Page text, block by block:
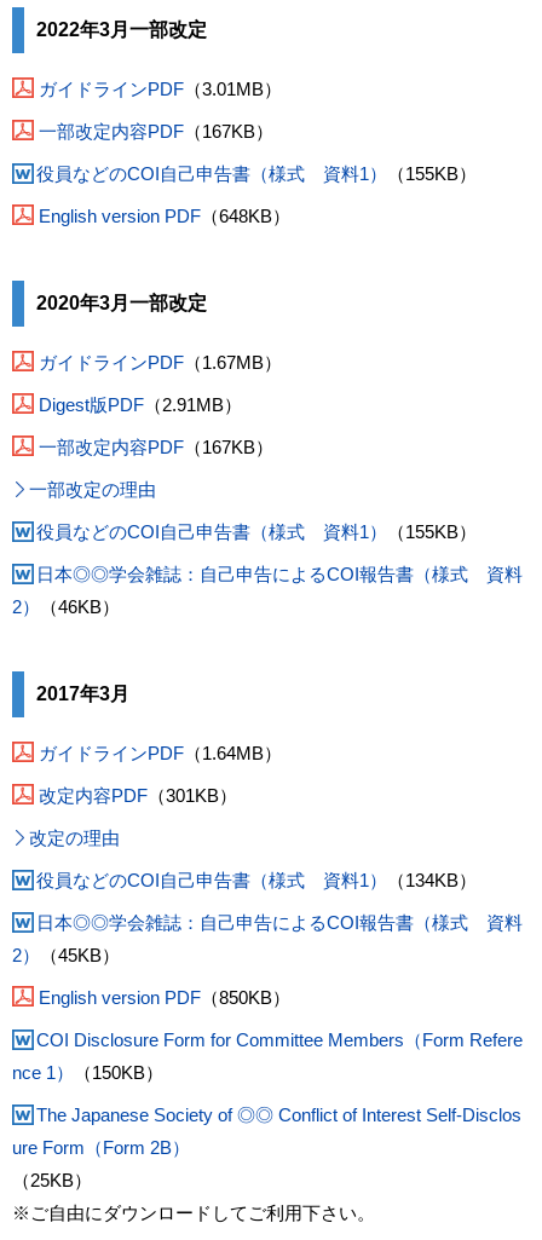
2022年3月一部改定
ガイドラインPDF （3.01MB）
一部改定内容PDF （167KB）
役員などのCOI自己申告書（様式 資料1） （155KB）
English version PDF （648KB）
2020年3月一部改定
ガイドラインPDF （1.67MB）
Digest版PDF （2.91MB）
一部改定内容PDF （167KB）
一部改定の理由
役員などのCOI自己申告書（様式 資料1） （155KB）
日本◎◎学会雑誌：自己申告によるCOI報告書（様式 資料
2）
（46KB）
2017年3月
ガイドラインPDF （1.64MB）
改定内容PDF （301KB）
改定の理由
役員などのCOI自己申告書（様式 資料1） （134KB）
日本◎◎学会雑誌：自己申告によるCOI報告書（様式 資料
2）
（45KB）
English version PDF （850KB）
COI Disclosure Form for Committee Members（Form Refere
nce 1）
（150KB）
The Japanese Society of ◎◎ Conflict of Interest Self-Disclos
ure Form（Form 2B）
（25KB）
※ご自由にダウンロードしてご利用下さい。